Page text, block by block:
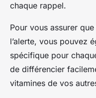
chaque rappel.
Pour vous assurer
l’alerte, vous pouvez
spécifique pour
de différencier
vitamines de vos